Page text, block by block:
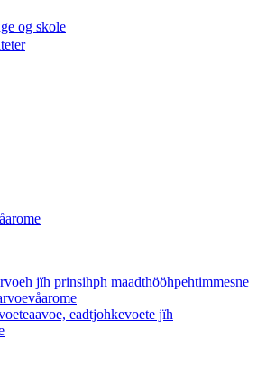
og skole
jïh prinsihph maadthööhpehtimmesne
eadtjohkevoete jïh